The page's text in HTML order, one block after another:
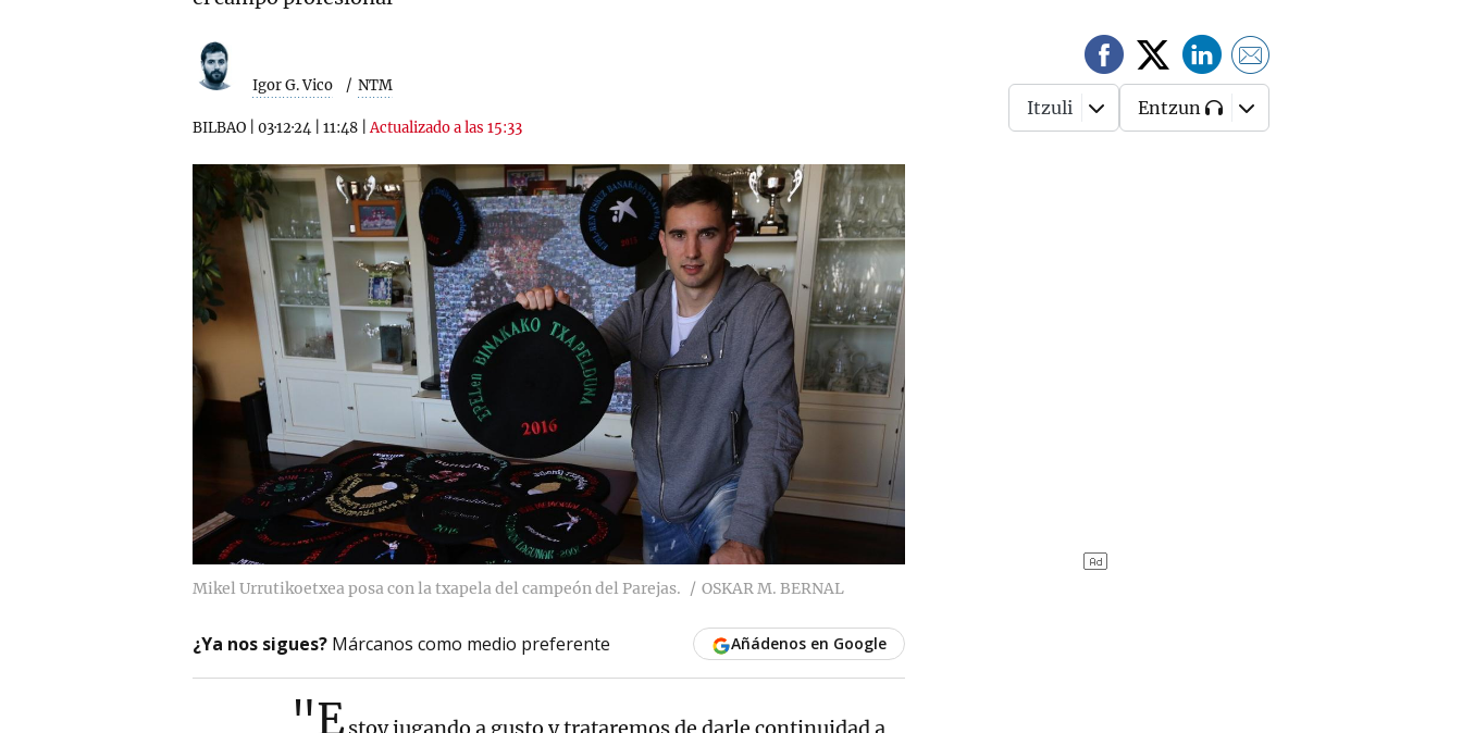
Igor G. Vico NTM
BILBAO 03·12·24 11:48 |Actualizado a las 15:33
Itzuli Entzun
Mikel Urrutikoetxea posa con la txapela del campeón del Parejas. OSKAR M. BERNAL
¿Ya nos sigues? Márcanos como medio preferente Añádenos en Google
"Estoy jugando a gusto y trataremos de darle continuidad a